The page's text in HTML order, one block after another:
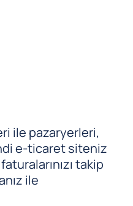
ile pazaryerleri,
e-ticaret siteniz
takip
ile